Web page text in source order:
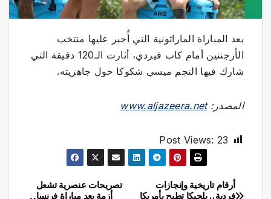
بعد المباراة الماراثونية التي أُجبر عليها منتخب
الأرجنتين أمام كاب فيردي، أثارت الـ120 دقيقة التي
شارك فيها النجم ميسي شكوكا حول جاهزيته.
المصدر:www.aljazeera.net
Post Views: 23
تصفّح
تصريحات عنصرية تشعل
أزمة بعد مباراة فرنسا
أرقام تاريخية وإنجازات
فردية.. بلجيكا تطيح بأمريكا